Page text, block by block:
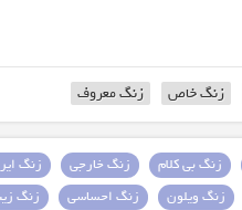
زنگ خاص زنگ معروف
زنگ بی کلام زنگ خارجی زنگ
زنگ ویلون زنگ احساسی زنگ